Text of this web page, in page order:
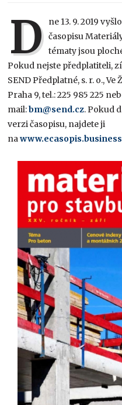
D ne 13. 9. 2019
časopisu
tématy jsou
Pokud nejste předplatiteli,
SEND Předplatné, s. r. o., Ve
Praha 9, tel.: 225 985 225
mail:bm@send.cz. Pokud
verzi časopisu, najdete ji
na